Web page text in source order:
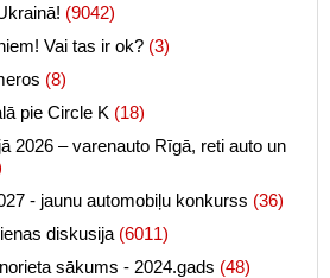
(9042)
Vai tas ir ok? (3)
(8)
pie Circle K (18)
2026 – varenauto Rīgā, reti auto un
- jaunu automobiļu konkurss (36)
diskusija (6011)
sākums - 2024.gads (48)